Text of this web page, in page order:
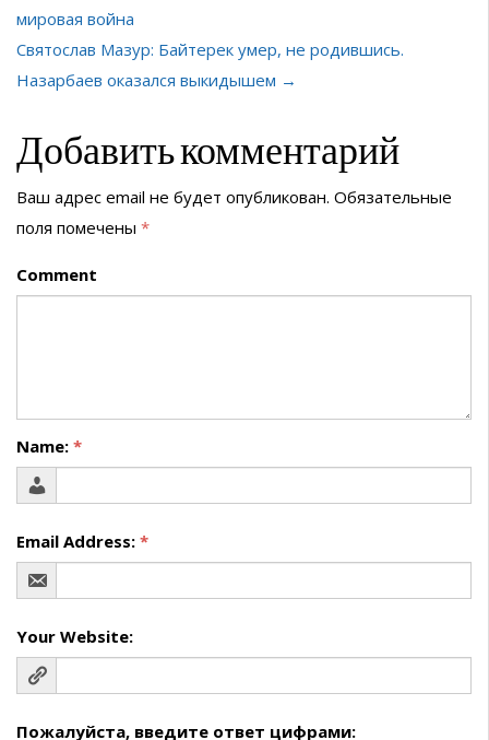
мировая война
Святослав Мазур: Байтерек умер, не родившись.
Назарбаев оказался выкидышем →
Добавить комментарий
Ваш адрес email не будет опубликован. Обязательные
поля помечены *
Comment
Name: *
Email Address: *
Your Website:
Пожалуйста, введите ответ цифрами: